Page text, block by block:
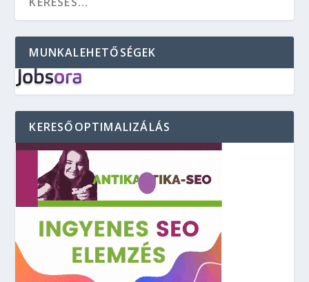
MUNKALEHETŐSÉGEK
KERESŐOPTIMALIZÁLÁS